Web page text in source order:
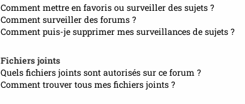
Comment mettre en favoris ou surveiller des sujets ?
Comment surveiller des forums ?
Comment puis-je supprimer mes surveillances de sujets ?
Fichiers joints
Quels fichiers joints sont autorisés sur ce forum ?
Comment trouver tous mes fichiers joints ?